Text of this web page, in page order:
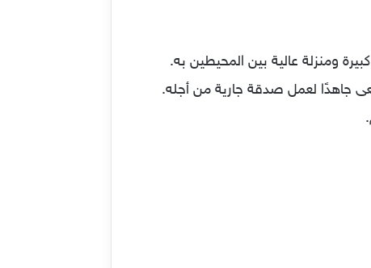
ومنزلة عالية بين المحيطين به.
جاهدًا لعمل صدقة جارية من أجله.